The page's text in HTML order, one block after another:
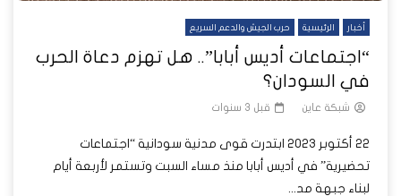
أخبار الرئيسية حرب الجيش والدعم السريع
“اجتماعات أديس أبابا”.. هل تهزم دعاة الحرب
في السودان؟
شبكة عاين قبل 3 سنوات
22 أكتوبر 2023 ابتدرت قوى مدنية سودانية “اجتماعات
تحضيرية” في أديس أبابا منذ مساء السبت وتستمر لأربعة أيام
لبناء جبهة مد...